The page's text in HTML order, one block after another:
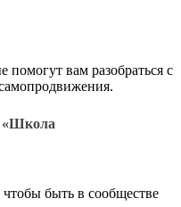
помогут вам разобраться с
«Школа
быть в сообществе